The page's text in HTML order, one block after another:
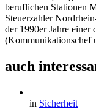
beruflichen Stationen
Steuerzahler
der 1990er Jahre einer
(Kommunikationschef
auch
in Sicherheit